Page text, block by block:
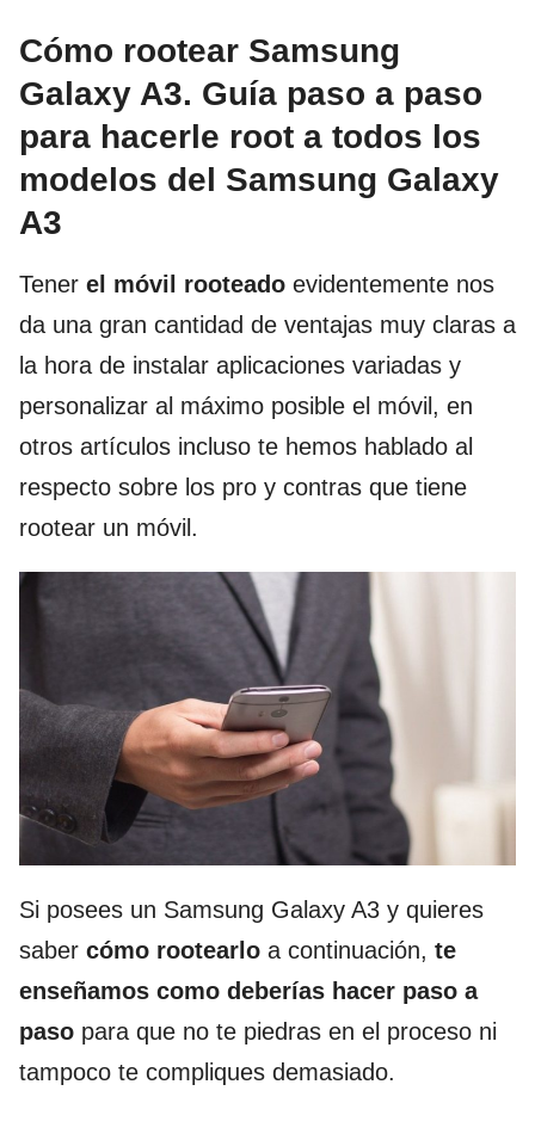
Cómo rootear Samsung
Galaxy A3. Guía paso a paso
para hacerle root a todos los
modelos del Samsung Galaxy
A3
Tener el móvil rooteado evidentemente nos
da una gran cantidad de ventajas muy claras a
la hora de instalar aplicaciones variadas y
personalizar al máximo posible el móvil, en
otros artículos incluso te hemos hablado al
respecto sobre los pro y contras que tiene
rootear un móvil.
Si posees un Samsung Galaxy A3 y quieres
saber cómo rootearlo a continuación, te
enseñamos como deberías hacer paso a
paso para que no te piedras en el proceso ni
tampoco te compliques demasiado.